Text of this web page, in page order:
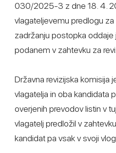
030/2025-3 z dne 18. 4.
vlagateljevemu predlogu
zadržanju postopka oddaje
podanem v zahtevku za
Državna revizijska komisija
vlagatelja in oba kandidata
overjenih prevodov listin v
vlagatelj predložil v
kandidat pa vsak v svoji